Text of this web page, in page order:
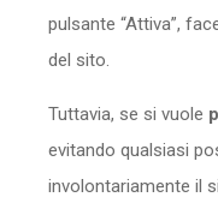
pulsante “Attiva”,
del sito.
Tuttavia, se si vuole
evitando qualsiasi
involontariamente il